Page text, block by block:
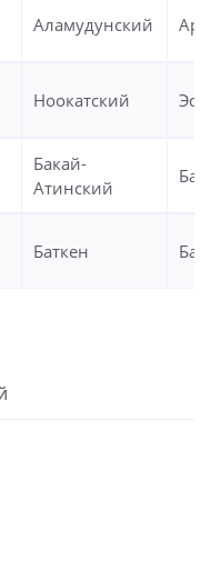
Аламудунский
Ноокатский
Бакай-
Атинский
Баткен